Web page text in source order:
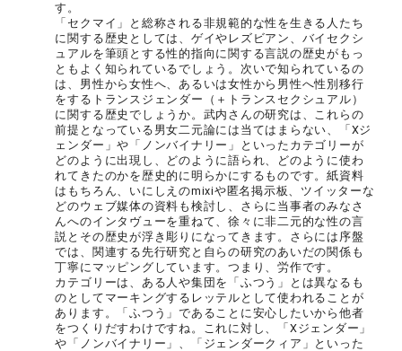
す。
「セクマイ」と総称される非規範的な性を生きる人たち
に関する歴史としては、ゲイやレズビアン、バイセクシ
ュアルを筆頭とする性的指向に関する言説の歴史がもっ
ともよく知られているでしょう。次いで知られているの
は、男性から女性へ、あるいは女性から男性へ性別移行
をするトランスジェンダー（＋トランスセクシュアル）
に関する歴史でしょうか。武内さんの研究は、これらの
前提となっている男女二元論には当てはまらない、「Xジ
ェンダー」や「ノンバイナリー」といったカテゴリーが
どのように出現し、どのように語られ、どのように使わ
れてきたのかを歴史的に明らかにするものです。紙資料
はもちろん、いにしえのmixiや匿名掲示板、ツイッターな
どのウェブ媒体の資料も検討し、さらに当事者のみなさ
んへのインタヴューを重ねて、徐々に非二元的な性の言
説とその歴史が浮き彫りになってきます。さらには序盤
では、関連する先行研究と自らの研究のあいだの関係も
丁寧にマッピングしています。つまり、労作です。
カテゴリーは、ある人や集団を「ふつう」とは異なるも
のとしてマーキングするレッテルとして使われることが
あります。「ふつう」であることに安心したいから他者
をつくりだすわけですね。これに対し、「Xジェンダー」
や「ノンバイナリー」、「ジェンダークィア」といった